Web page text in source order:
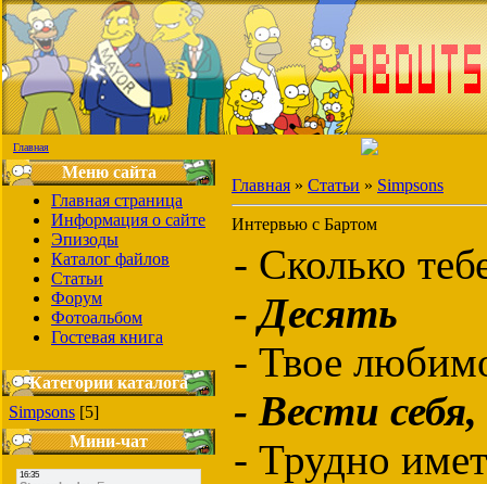
Главная
Меню сайта
Главная страница
Информация о сайте
Эпизоды
Каталог файлов
Статьи
Форум
Фотоальбом
Гостевая книга
Категории каталога
Simpsons [5]
Мини-чат
Главная » Статьи » Simpsons
Интервью с Бартом
- Сколько
- Десять
- Твое
- Вести
- Трудно